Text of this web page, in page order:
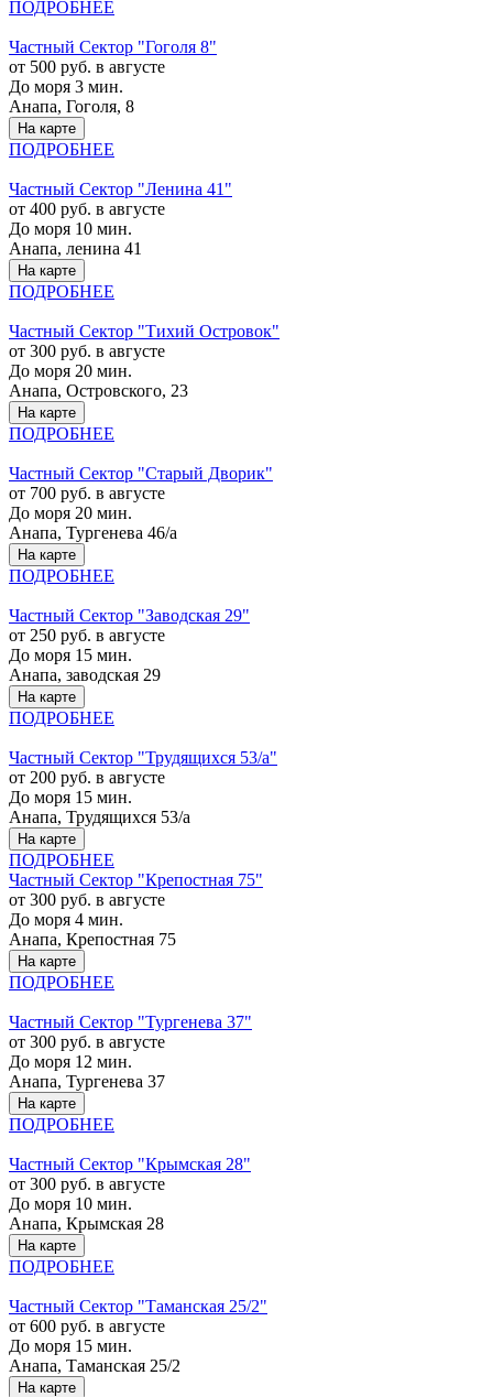
ПОДРОБНЕЕ
Частный Сектор "Гоголя 8"
от 500 руб. в августе
До моря 3 мин.
Анапа, Гоголя, 8
На карте
ПОДРОБНЕЕ
Частный Сектор "Ленина 41"
от 400 руб. в августе
До моря 10 мин.
Анапа, ленина 41
На карте
ПОДРОБНЕЕ
Частный Сектор "Тихий Островок"
от 300 руб. в августе
До моря 20 мин.
Анапа, Островского, 23
На карте
ПОДРОБНЕЕ
Частный Сектор "Старый Дворик"
от 700 руб. в августе
До моря 20 мин.
Анапа, Тургенева 46/а
На карте
ПОДРОБНЕЕ
Частный Сектор "Заводская 29"
от 250 руб. в августе
До моря 15 мин.
Анапа, заводская 29
На карте
ПОДРОБНЕЕ
Частный Сектор "Трудящихся 53/а"
от 200 руб. в августе
До моря 15 мин.
Анапа, Трудящихся 53/а
На карте
ПОДРОБНЕЕ
Частный Сектор "Крепостная 75"
от 300 руб. в августе
До моря 4 мин.
Анапа, Крепостная 75
На карте
ПОДРОБНЕЕ
Частный Сектор "Тургенева 37"
от 300 руб. в августе
До моря 12 мин.
Анапа, Тургенева 37
На карте
ПОДРОБНЕЕ
Частный Сектор "Крымская 28"
от 300 руб. в августе
До моря 10 мин.
Анапа, Крымская 28
На карте
ПОДРОБНЕЕ
Частный Сектор "Таманская 25/2"
от 600 руб. в августе
До моря 15 мин.
Анапа, Таманская 25/2
На карте